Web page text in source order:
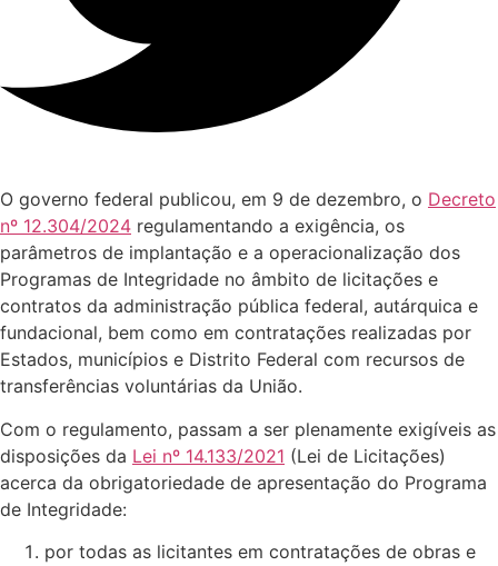
O governo federal publicou, em 9 de dezembro, o Decreto
nº 12.304/2024 regulamentando a exigência, os
parâmetros de implantação e a operacionalização dos
Programas de Integridade no âmbito de licitações e
contratos da administração pública federal, autárquica e
fundacional, bem como em contratações realizadas por
Estados, municípios e Distrito Federal com recursos de
transferências voluntárias da União.
Com o regulamento, passam a ser plenamente exigíveis as
disposições da Lei nº 14.133/2021 (Lei de Licitações)
acerca da obrigatoriedade de apresentação do Programa
de Integridade:
por todas as licitantes em contratações de obras e